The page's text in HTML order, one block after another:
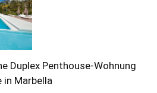
Duplex Penthouse-Wohnung
in Marbella